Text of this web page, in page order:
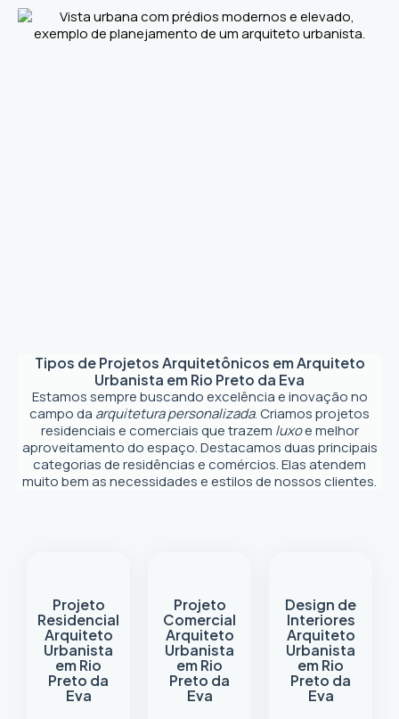
Tipos de Projetos Arquitetônicos emArquiteto
Urbanista em Rio Preto da Eva
Estamos sempre buscando excelência e inovação no
campo da arquitetura personalizada. Criamos projetos
residenciais e comerciais que trazem luxoe melhor
aproveitamento do espaço. Destacamos duas principais
categorias de residências e comércios. Elas atendem
muito bem as necessidades e estilos de nossos clientes.
Projeto
Residencial
Arquiteto
Urbanista
em Rio
Preto da
Eva
Projeto
Comercial
Arquiteto
Urbanista
em Rio
Preto da
Eva
Design de
Interiores
Arquiteto
Urbanista
em Rio
Preto da
Eva